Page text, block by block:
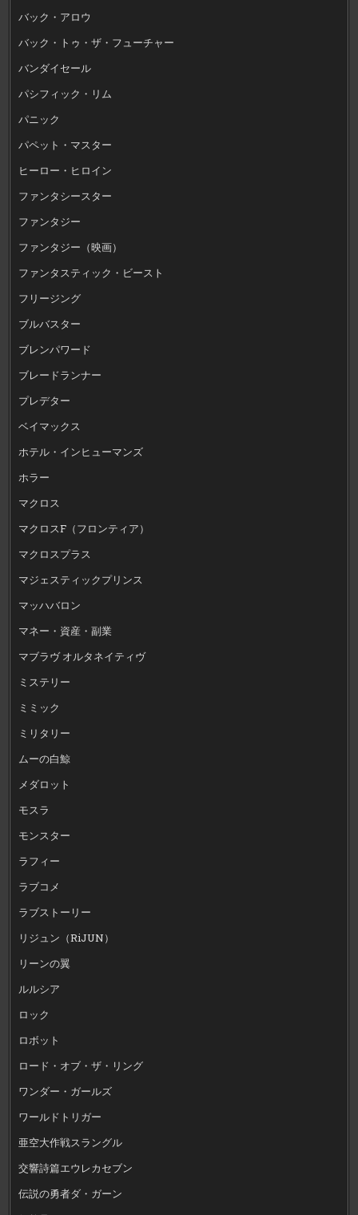
バック・アロウ
バック・トゥ・ザ・フューチャー
バンダイセール
パシフィック・リム
パニック
パペット・マスター
ヒーロー・ヒロイン
ファンタシースター
ファンタジー
ファンタジー（映画）
ファンタスティック・ビースト
フリージング
ブルバスター
ブレンパワード
ブレードランナー
プレデター
ベイマックス
ホテル・インヒューマンズ
ホラー
マクロス
マクロスF（フロンティア）
マクロスプラス
マジェスティックプリンス
マッハバロン
マネー・資産・副業
マブラヴ オルタネイティヴ
ミステリー
ミミック
ミリタリー
ムーの白鯨
メダロット
モスラ
モンスター
ラフィー
ラブコメ
ラブストーリー
リジュン（RiJUN）
リーンの翼
ルルシア
ロック
ロボット
ロード・オブ・ザ・リング
ワンダー・ガールズ
ワールドトリガー
亜空大作戦スラングル
交響詩篇エウレカセブン
伝説の勇者ダ・ガーン